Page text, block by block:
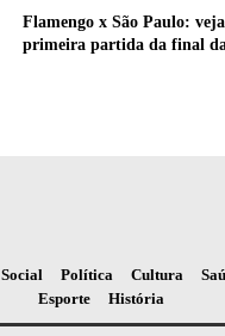
Flamengo x São Paulo:
primeira partida da final
Social Política Cultura
Esporte
História